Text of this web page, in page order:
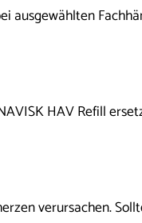
ausgewählten
HAV Refill
verursachen.